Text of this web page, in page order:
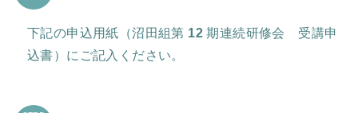
下記の申込用紙（沼田組第 12期連続研修会 受講申
込書）にご記入ください。